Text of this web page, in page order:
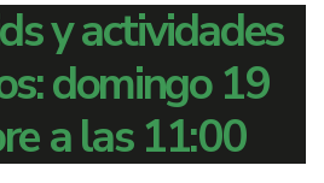
y actividades
domingo 19
a las 11:00